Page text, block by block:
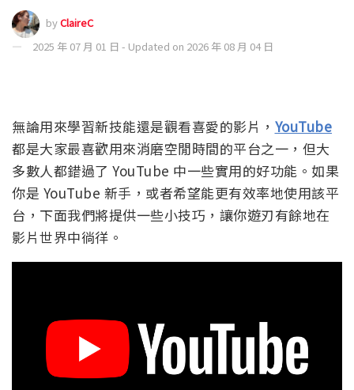
byClaireC
2025 年 07 月 01 日 - Updated on 2026 年 08 月 04 日
無論用來學習新技能還是觀看喜愛的影片， YouTube
都是大家最喜歡用來消磨空閒時間的平台之一，但大
多數人都錯過了 YouTube 中一些實用的好功能。如果
你是 YouTube 新手，或者希望能更有效率地使用該平
台，下面我們將提供一些小技巧，讓你遊刃有餘地在
影片世界中徜徉。